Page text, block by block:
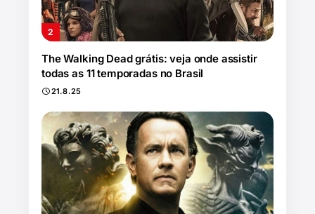
The Walking Dead grátis: veja onde assistir
todas as 11 temporadas no Brasil
21.8.25